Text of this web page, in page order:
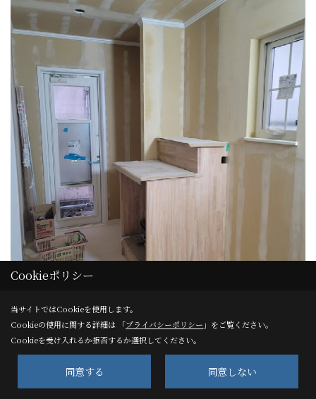
造作工事②
Cookieポリシー
当サイトではCookieを使用します。
Cookieの使用に関する詳細は 「プライバシーポリシー 」をご覧ください。
Cookieを受け入れるか拒否するか選択してください。
同意する 同意しない